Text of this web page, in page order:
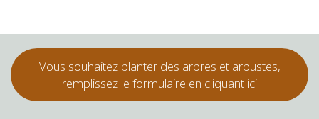
Vous souhaitez planter des arbres et arbustes,
remplissez le formulaire en cliquant ici